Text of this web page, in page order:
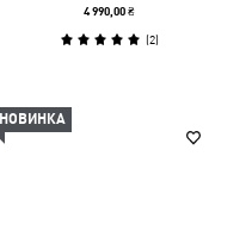
4 990,00 ₴
(2)
НОВИНКА